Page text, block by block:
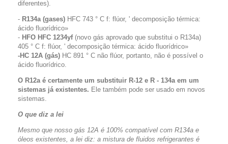
diferentes).
- R134a (gases) HFC 743 ° C f: flúor, ' decomposição térmica:
ácido fluorídrico»
- HFO HFC 1234yf(novo gás aprovado que substitui o R134a)
405 ° C f: flúor, ' decomposição térmica: ácido fluorídrico»
-HC 12A (gás) HC 891 ° C não flúor, portanto, não é possível o
ácido fluorídrico.
O R12a é certamente um substituir R-12 e R - 134a em um
sistemas já existentes. Ele também pode ser usado em novos
sistemas.
O que diz a lei
Mesmo que nosso gás 12A é 100% compatível com R134a e
óleos existentes, a lei diz: a mistura de fluidos refrigerantes é